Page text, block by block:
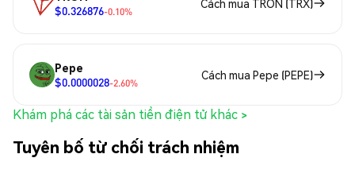
$0.326876-0.10%
Cách mua TRON (TRX)
Pepe
$0.0000028-2.60%
Cách mua Pepe (PEPE)
Khám phá các tài sản tiền điện tử khác >
Tuyên bố từ chối trách nhiệm